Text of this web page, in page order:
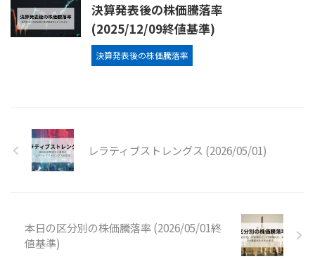
決算発表後の株価騰落率
(2025/12/09終値基準)
決算発表後の株価騰落率
レラティブストレングス (2026/05/01)
本日の区分別の株価騰落率 (2026/05/01終
値基準)